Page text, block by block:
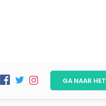
GA NAAR HET